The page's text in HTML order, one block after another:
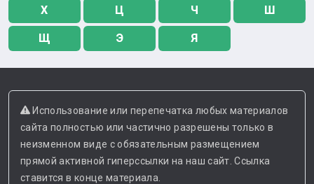
Х Ц Ч Ш
Щ Э Я
Использование или перепечатка любых материалов
сайта полностью или частично разрешены только в
неизменном виде с обязательным размещением
прямой активной гиперссылки на наш сайт. Ссылка
ставится в конце материала.